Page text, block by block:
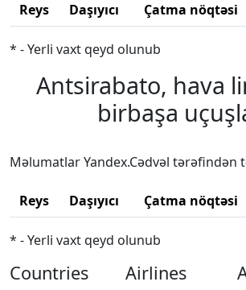
Reys Daşıyıcı Çatma nöqtəsi
* - Yerli vaxt qeyd olunub
Antsirabato, hava
birbaşa
Məlumatlar Yandex.Cədvəl tərəfindən
Reys Daşıyıcı Çatma nöqtəsi
* - Yerli vaxt qeyd olunub
Countries Airlines